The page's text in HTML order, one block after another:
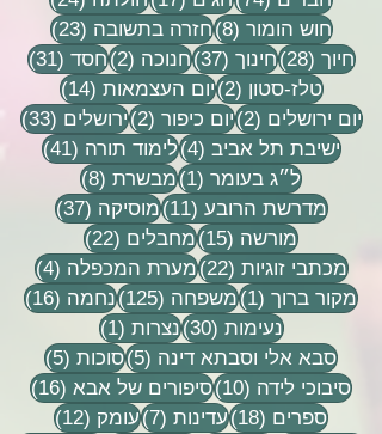
חוש הומור (8) 8 פוסטיםחזרה בתשובה (23)
23 פוסטים
חיוך (28) 28 פוסטים
חינוך (37) 37 פוסטים
חנוכה (2) 2 פוסטיםחסד (31)
31 פוסטים
טלז-סטון (2) 2 פוסטיםיום העצמאות (14)
14 פוסטים
יום ירושלים (2) 2 פוסטיםיום כיפור (2) 2 פוסטיםירושלים (33)
33 פוסטים
ישיבת תל אביב (4) 4 פוסטיםלימוד תורה (41)
41 פוסטים
ל״ג בעומר (1) פוסט 1
מבשרת (8)
8 פוסטים
מדרשת הרובע (11) 11 פוסטים
מוסיקה (37)
37 פוסטים
מורשה (15) 15 פוסטים
מחבלים (22)
22 פוסטים
מכתבי זוגיות (22) 22 פוסטים
מערת המכפלה (4)
4 פוסטים
מקור ברוך (1) פוסט 1
משפחה (125) 125 פוסטים
נחמה (16)
16 פוסטים
נעימות (30) 30 פוסטים
נצרות (1)
פוסט 1
סבא אלי וסבתא דינה (5) 5 פוסטיםסוכות (5)
5 פוסטים
סיבוכי לידה (10) 10 פוסטים
סיפורים של אבא (16)
16 פוסטים
ספרים (18) 18 פוסטים
עדינות (7) 7 פוסטיםעומק (12)
12 פוסטים